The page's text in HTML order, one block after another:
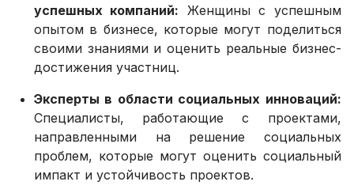
успешных компаний: Женщины с успешным
опытом в бизнесе, которые могут поделиться
своими знаниями и оценить реальные бизнес-
достижения участниц.
Эксперты в области социальных инноваций:
Специалисты, работающие с проектами,
направленными на решение социальных
проблем, которые могут оценить социальный
импакт и устойчивость проектов.